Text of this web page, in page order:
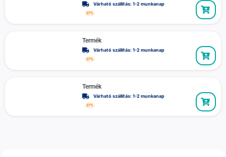
Várható szállítás: 1-2 munkanap
27%
Termék
Várható szállítás: 1-2 munkanap
27%
Termék
Várható szállítás: 1-2 munkanap
27%